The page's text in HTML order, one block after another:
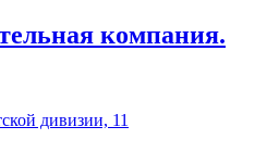
компания.
дивизии, 11